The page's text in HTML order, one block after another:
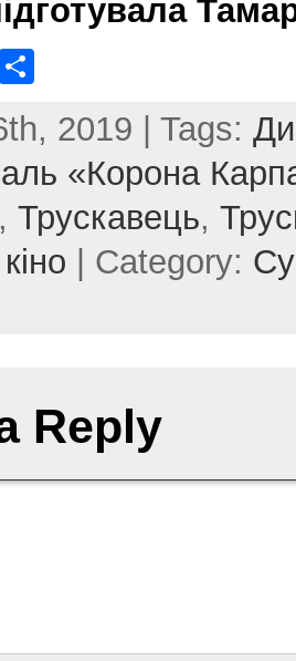
E
ar
e
2019 | Tags:
«Корона
Трускавець,
| Category:
Reply